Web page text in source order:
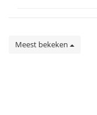
Meest bekeken